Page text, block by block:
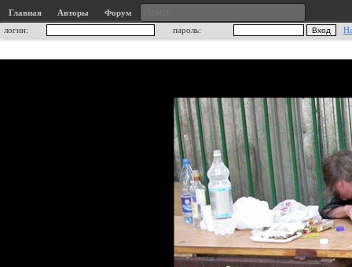
Главная Авторы
Форум
логин:
пароль: